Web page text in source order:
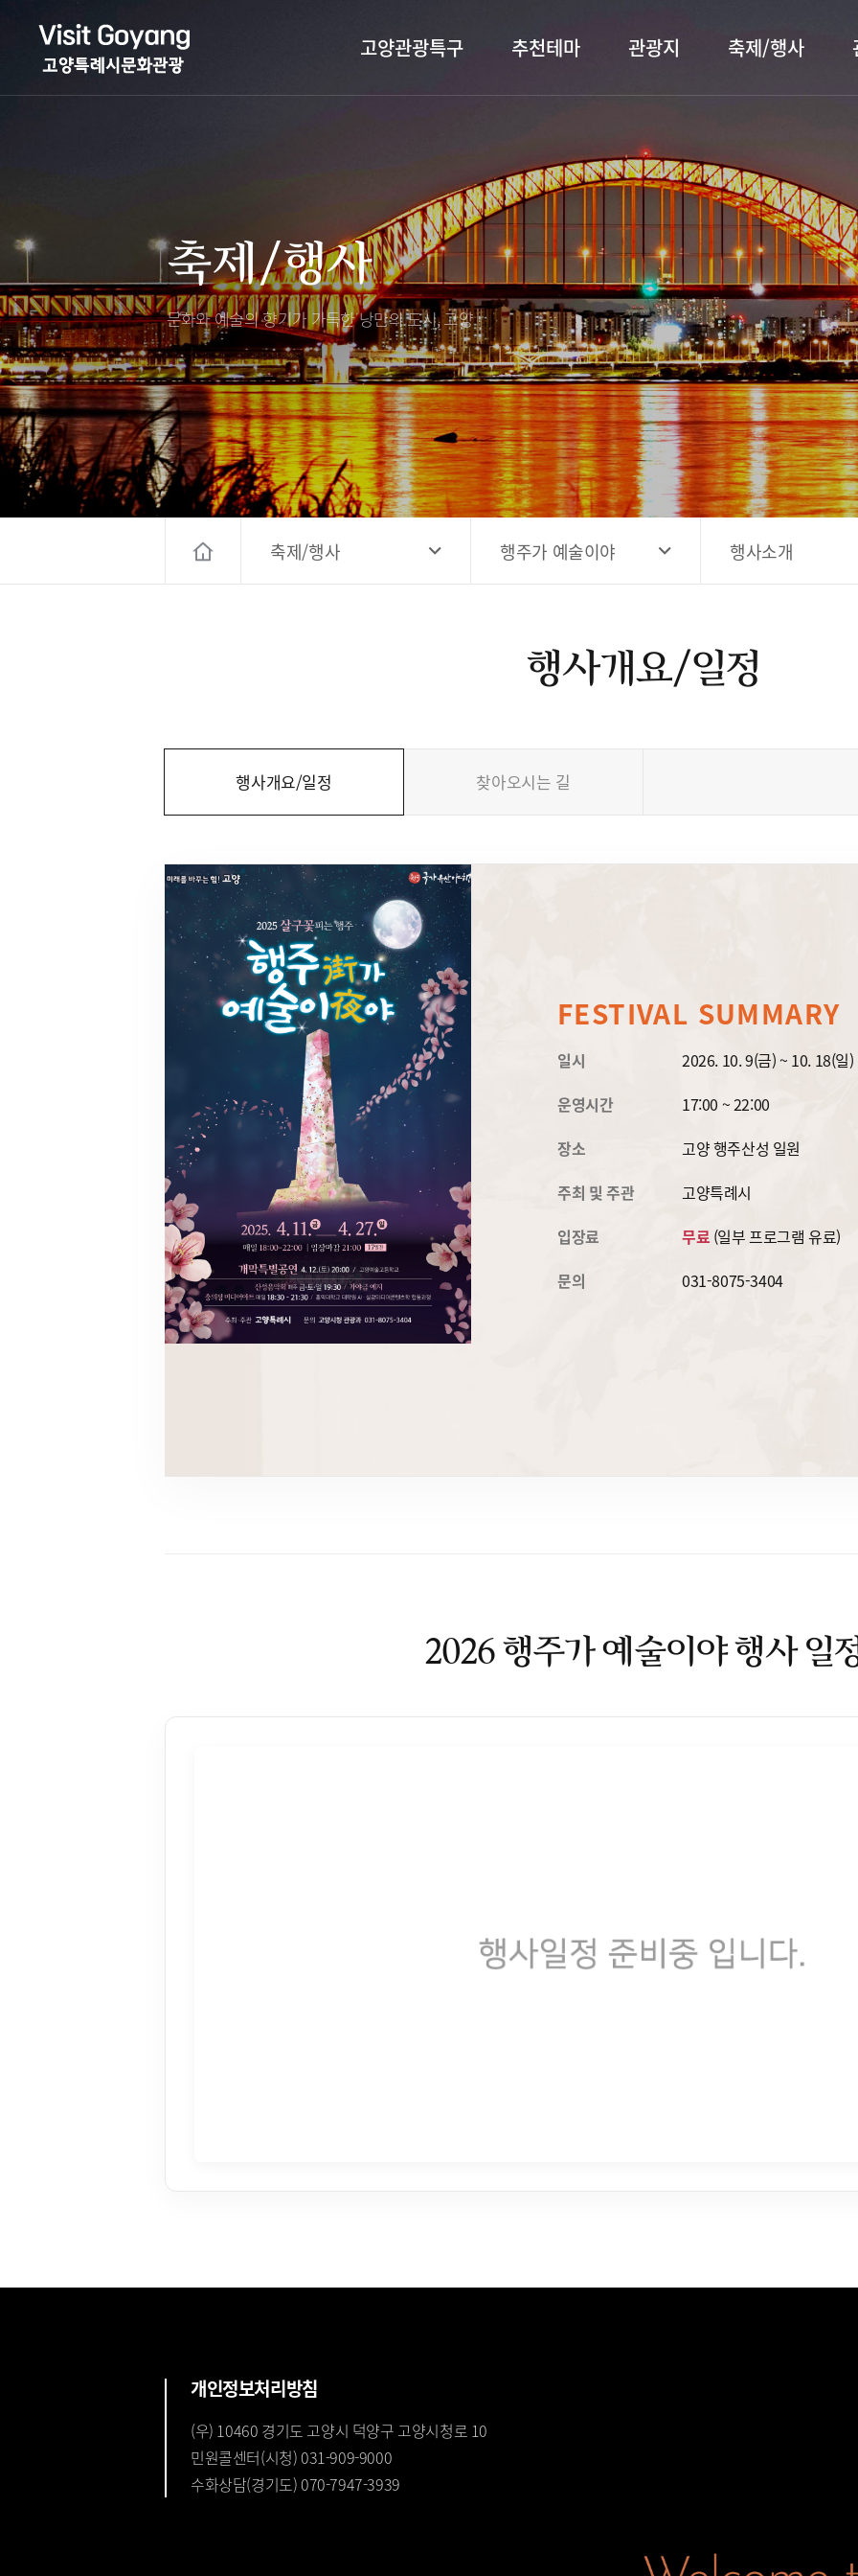
고양관광특구 추천테마
TV속 고양 나들이
야경 나들이
자전거 나들이
도보관광 나들이
DMZ평화의길
서오릉/서삼릉
전시관/박물관
장항습
누리길
벚꽃명
고양시 예술창작공간 해움
고양시 예술창작공간 새들
관광지 축제/행사
축제/행사
프로그램 안내
사전신청
자주 묻는 질문
고양관광정보센터 소개
층별안내
편의시설
오시는길
대표먹거리
전통시장
템플스테이
숙박 정보
쇼핑 정보
문화
해설사
고양시관광협의회
고양컨벤션뷰로
경기관광
대한민국 구석구석
공지사항
홍보영상
전자관광지도 다도라
관광안내홍보물
축제/행사
문화와 예술의 향기가 가득한낭만의 도시, 고양
축제/행사 행주가 예술이야 행사소개
행사개요/일정
행사개요/일정 찾아오시는 길
FESTIVAL SUMMARY
일시
2026. 10. 9(금) ~ 10. 18(일)
운영시간
17:00 ~ 22:00
장소
고양 행주산성 일원
주최 및 주관
고양특례시
입장료
무료 (일부 프로그램 유료)
문의
031-8075-3404
2026 행주가 예술이야 행사 일
개인정보처리방침
(우) 10460 경기도 고양시 덕양구 고양시청로 10
민원콜센터(시청) 031-909-9000
수화상담(경기도) 070-7947-3939